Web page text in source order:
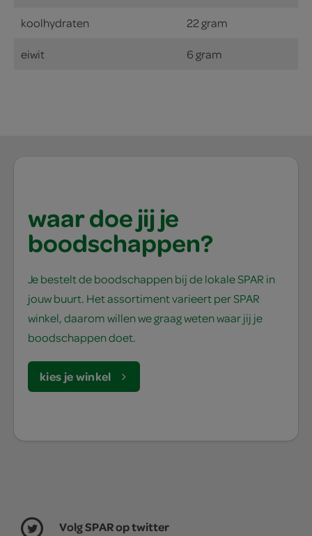
koolhydraten 22 gram
eiwit 6 gram
waar doe jij je
boodschappen?
Je bestelt de boodschappen bij de lokale SPAR in
jouw buurt. Het assortiment varieert per SPAR
winkel, daarom willen we graag weten waar jij je
boodschappen doet.
kies je winkel
Volg SPAR op twitter